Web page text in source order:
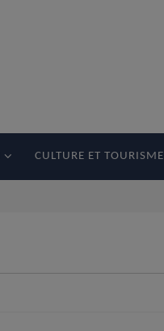
CULTURE ET TOURISME